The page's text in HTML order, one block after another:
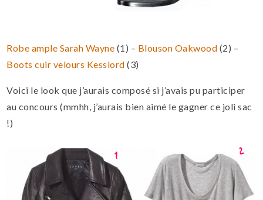
Robe ample Sarah Wayne (1) – Blouson Oakwood (2) –
Boots cuir velours Kesslord (3)
Voici le look que j’aurais composé si j’avais pu participer
au concours (mmhh, j’aurais bien aimé le gagner ce joli sac
!)